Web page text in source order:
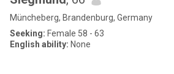
Müncheberg, Brandenburg, Germany
Seeking: Female 58 - 63
English ability: None